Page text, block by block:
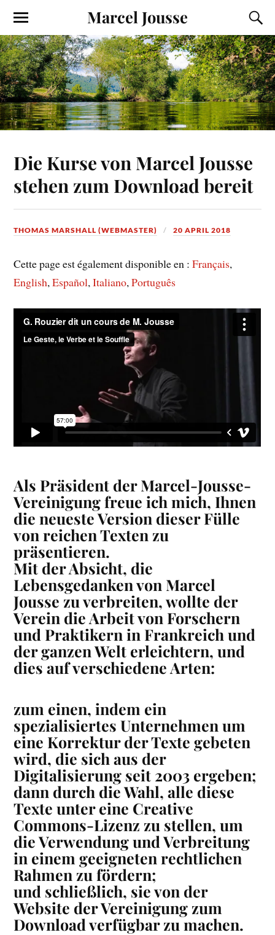
Marcel Jousse
Die Kurse von Marcel Jousse
stehen zum Download bereit
THOMAS MARSHALL (WEBMASTER) 20 APRIL 2018
Cette page est également disponible en :Français
English Español Italiano Português
Als Präsident der Marcel-Jousse-
Vereinigung freue ich mich, Ihnen
die neueste Version dieser Fülle
von reichen Texten zu
präsentieren.
Mit der Absicht, die
Lebensgedanken von Marcel
Jousse zu verbreiten, wollte der
Verein die Arbeit von Forschern
und Praktikern in Frankreich und
der ganzen Welt erleichtern, und
dies auf verschiedene Arten:
zum einen, indem ein
spezialisiertes Unternehmen um
eine Korrektur der Texte gebeten
wird, die sich aus der
Digitalisierung seit 2003 ergeben;
dann durch die Wahl, alle diese
Texte unter eine Creative
Commons-Lizenz zu stellen, um
die Verwendung und Verbreitung
in einem geeigneten rechtlichen
Rahmen zu fördern;
und schließlich, sie von der
Website der Vereinigung zum
Download verfügbar zu machen.